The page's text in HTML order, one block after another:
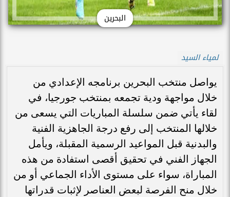
البحرين
لمياء السيد
يواصل منتخب البحرين برنامجه الإعدادي من
خلال مواجهة ودية تجمعه بمنتخب جورجيا، في
لقاء يأتي ضمن سلسلة المباريات التي يسعى من
خلالها المنتخب إلى رفع درجة الجاهزية الفنية
والبدنية قبل المواعيد الرسمية المقبلة، ويأمل
الجهاز الفني في تحقيق أقصى استفادة من هذه
المباراة، سواء على مستوى الأداء الجماعي أو من
خلال منح الفرصة لبعض العناصر لإثبات قدراتها